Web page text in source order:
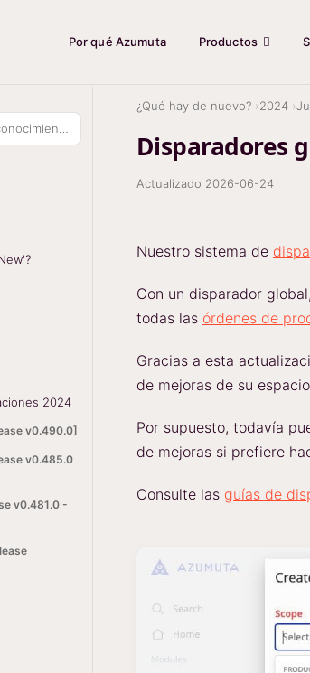
Por qué Azumuta Productos
2024
v0.490.0]
v0.485.0
v0.481.0 -
¿Qué hay de nuevo? 2024
Disparadores
Actualizado 2026-06-24
Nuestro sistema de
Con un disparador
todas las órdenes de
Gracias a esta
de mejoras de su
Por supuesto, todavía
de mejoras si prefiere
Consulte las guías de